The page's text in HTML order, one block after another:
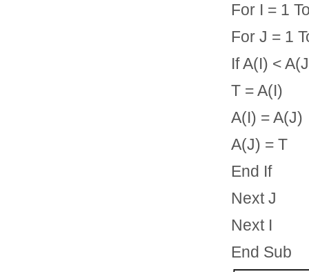
For I = 1
For J = 1
If A(I) <
T = A(I)
A(I) = A(J)
A(J) = T
End If
Next J
Next I
End Sub